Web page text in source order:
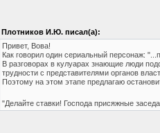
Плотников И.Ю. писал(а):
Привет, Вова!
Как говорил один сериальный персонаж:
В разговорах в кулуарах знающие люди
трудности с представителями органов
Поэтому на этом этапе предлагаю
"Делайте ставки! Господа присяжные